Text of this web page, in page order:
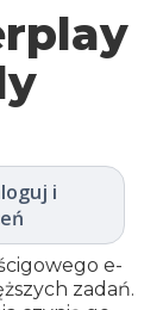
i
e-
zadań.